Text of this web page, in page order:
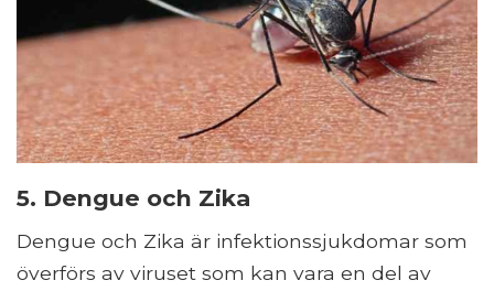
5. Dengue och Zika
Dengue och Zika är infektionssjukdomar som
överförs av viruset som kan vara en del av